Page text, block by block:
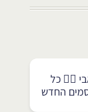
🧙‍♂️ כל
החדש